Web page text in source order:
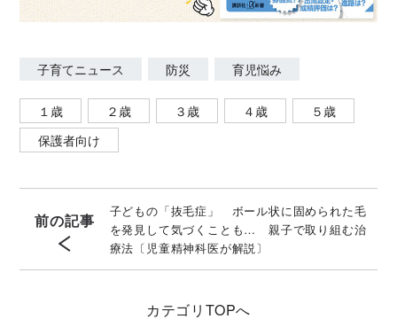
子育てニュース 防災 育児悩み
１歳 ２歳 ３歳 ４歳
５歳
保護者向け
前の記事
子どもの「抜毛症」 ボール状に固められた毛
を発見して気づくことも… 親子で取り組む治
療法〔児童精神科医が解説〕
カテゴリ TOPへ